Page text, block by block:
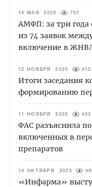
14 МАЯ 2026 757
АМФП: за три года
из 74 заявок
включение в
12 НОЯБРЯ 2025 912
Итоги заседания
формированию
11 НОЯБРЯ 2025 933
ФАС разъяснила
включенных в
препаратов
14 ОКТЯБРЯ 2025
«Инфарма»